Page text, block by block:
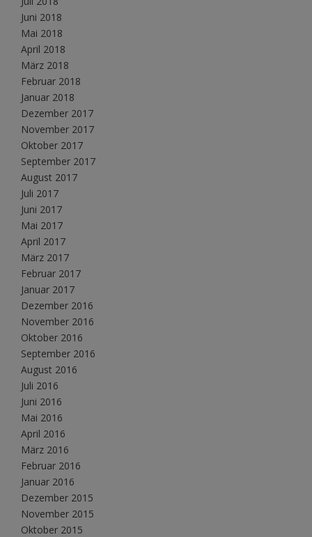
Juni 2018
Mai 2018
April 2018
März 2018
Februar 2018
Januar 2018
Dezember 2017
November 2017
Oktober 2017
September 2017
August 2017
Juli 2017
Juni 2017
Mai 2017
April 2017
März 2017
Februar 2017
Januar 2017
Dezember 2016
November 2016
Oktober 2016
September 2016
August 2016
Juli 2016
Juni 2016
Mai 2016
April 2016
März 2016
Februar 2016
Januar 2016
Dezember 2015
November 2015
Oktober 2015